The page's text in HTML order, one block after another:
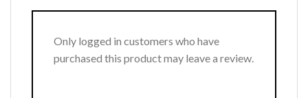
Only logged in customers who have
purchased this product may leave a review.